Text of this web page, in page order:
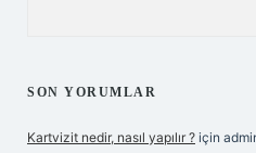
SON YORUMLAR
Kartvizit nedir, nasıl yapılır ? için